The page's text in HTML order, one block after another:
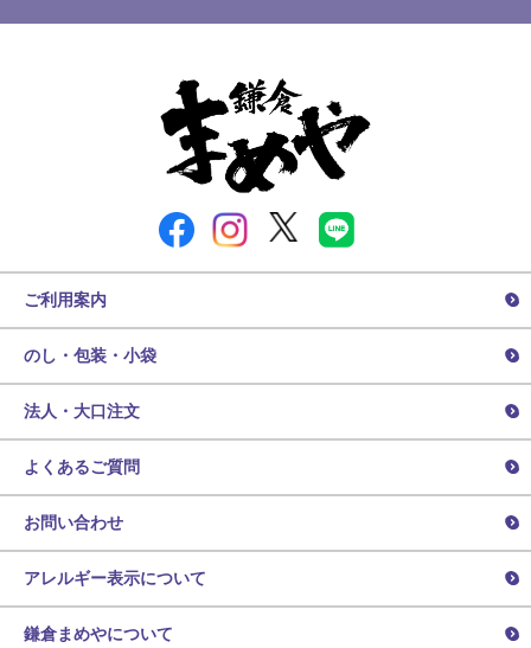
ご利用案内
のし・包装・小袋
法人・大口注文
よくあるご質問
お問い合わせ
アレルギー表示について
鎌倉まめやについて